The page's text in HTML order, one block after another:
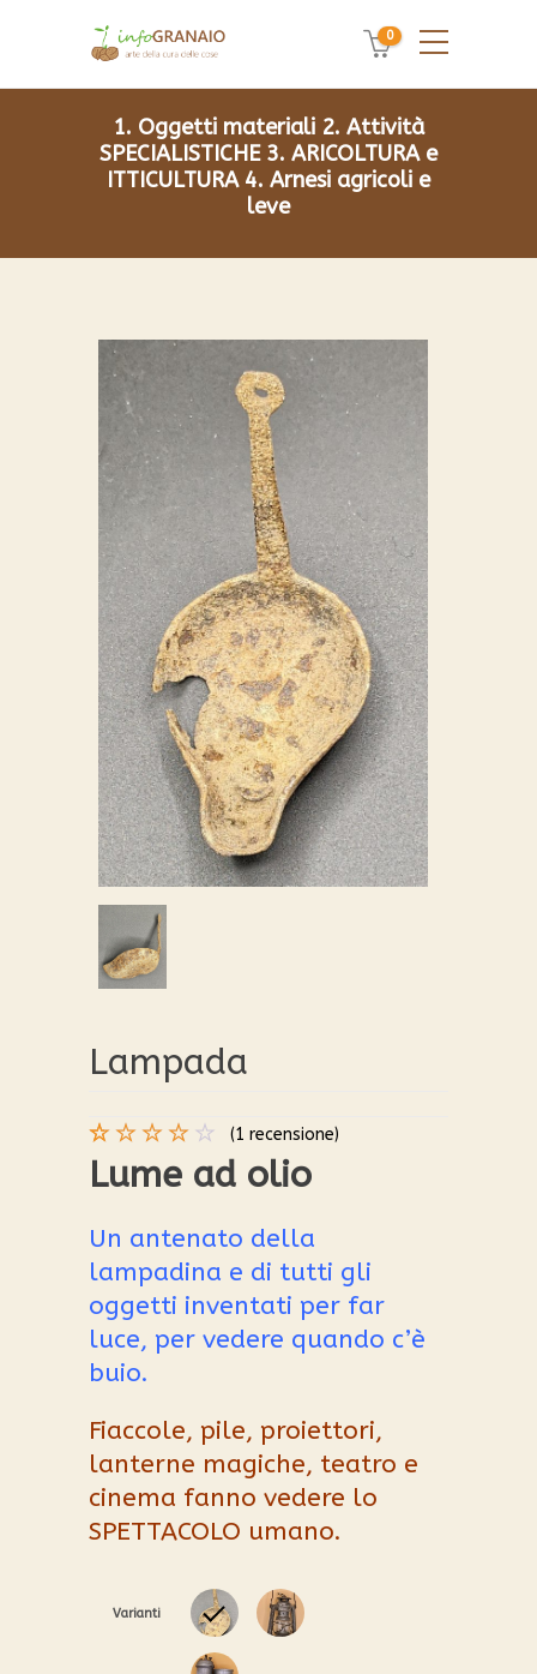
0
1. Oggetti materiali 2. Attività
SPECIALISTICHE 3. ARICOLTURA e
ITTICULTURA 4. Arnesi agricoli e
leve
Lampada
Valutato
4.00
su
base
di
1
recensioni
(1 recensione)
Lume ad olio
Un antenato della
lampadina e di tutti gli
oggetti inventati per far
luce, per vedere quando c’è
buio.
Fiaccole, pile, proiettori,
lanterne magiche, teatro e
cinema fanno vedere lo
SPETTACOLO umano.
Varianti